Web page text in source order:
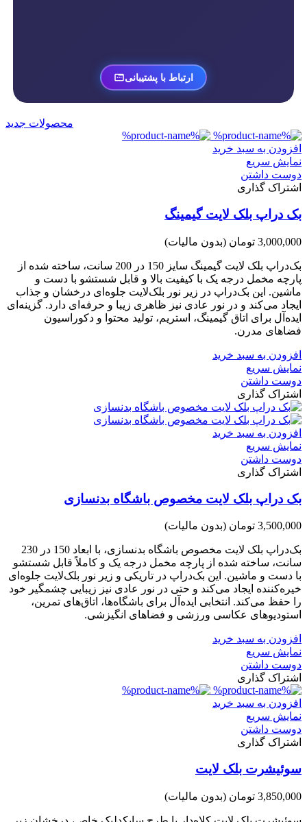
ارتباط با پشتیبانی
محصولات جدید
افزودن به سبد خرید
نمایش سریع
دوست داشتن
اشتراک گذاری
بک دراپ بلک لایت گیمینگ
3,000,000 تومان (بدون مالیات)
بک‌دراپ بلک لایت گیمینگ سایز 150 در 200 سانت، ساخته شده از
پارچه مخمل درجه یک با کیفیت بالا و قابل شستشو با دست و
ماشین. این بک‌دراپ در زیر نور بلک‌لایت جلوه‌ای درخشان و جذاب
ایجاد می‌کند و در نور عادی نیز ظاهری زیبا و حرفه‌ای دارد. گزینه‌ای
ایده‌آل برای اتاق گیمینگ، استریم، تولید محتوا و دکوراسیون
فضاهای مدرن.
افزودن به سبد خرید
نمایش سریع
دوست داشتن
اشتراک گذاری
افزودن به سبد خرید
نمایش سریع
دوست داشتن
اشتراک گذاری
بک دراپ بلک لایت مخصوص باشگاه بدنسازی
3,500,000 تومان (بدون مالیات)
بک‌دراپ بلک لایت مخصوص باشگاه بدنسازی، با ابعاد 150 در 230
سانت، ساخته شده از پارچه مخمل درجه یک و کاملاً قابل شستشو
با دست و ماشین. این بک‌دراپ در تاریکی و زیر نور بلک‌لایت جلوه‌ای
خیره‌کننده ایجاد می‌کند و حتی در نور عادی نیز زیبایی چشمگیر خود
را حفظ می‌کند. انتخابی ایده‌آل برای باشگاه‌ها، اتاق‌های تمرین،
استودیوهای عکاسی ورزشی و فضاهای انگیزشی.
افزودن به سبد خرید
نمایش سریع
دوست داشتن
اشتراک گذاری
افزودن به سبد خرید
نمایش سریع
دوست داشتن
اشتراک گذاری
سوئیشرت بلک لایت
3,850,000 تومان (بدون مالیات)